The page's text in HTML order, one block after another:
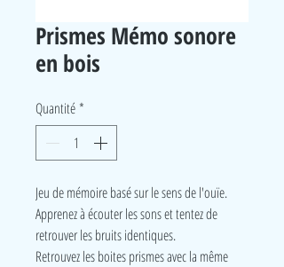
Prismes Mémo sonore
en bois
Quantité *
Jeu de mémoire basé sur le sens de l'ouïe.
Apprenez à écouter les sons et tentez de
retrouver les bruits identiques.
Retrouvez les boites prismes avec la même